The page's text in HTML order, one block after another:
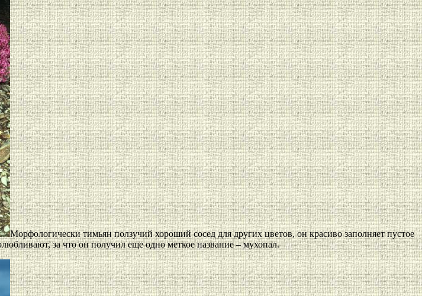
Морфологически тимьян ползучий хороший сосед для других цветов, он красиво заполняет пустое
за что он получил еще одно меткое название – мухопал.